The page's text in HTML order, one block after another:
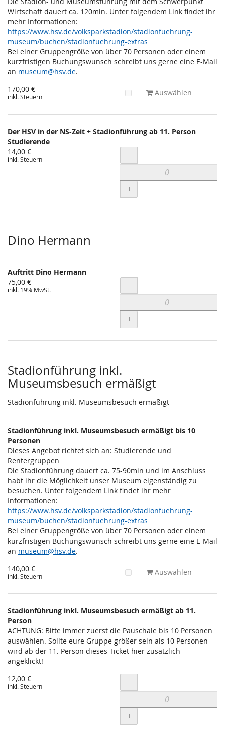
Wirtschaft dauert ca. 120min. Unter folgendem Link findet ihr
mehr Informationen:
https://www.hsv.de/volksparkstadion/stadionfuehrung-
museum/buchen/stadionfuehrung-extras
Bei einer Gruppengröße von über 70 Personen oder einem
kurzfristigen Buchungswunsch schreibt uns gerne eine E-Mail
an museum@hsv.de.
170,00 €
inkl. Steuern Auswählen
Der HSV in der NS-Zeit + Stadionführung ab 11. Person
Studierende
14,00 €
inkl. Steuern Menge
-
+
Dino Hermann
Auftritt Dino Hermann
75,00 €
inkl. 19% MwSt. Menge
-
+
Stadionführung inkl.
Museumsbesuch ermäßigt
Stadionführung inkl. Museumsbesuch ermäßigt
Stadionführung inkl. Museumsbesuch ermäßigt bis 10
Personen
Dieses Angebot richtet sich an: Studierende und
Rentergruppen
Die Stadionführung dauert ca. 75-90min und im Anschluss
habt ihr die Möglichkeit unser Museum eigenständig zu
besuchen. Unter folgendem Link findet ihr mehr
Informationen:
https://www.hsv.de/volksparkstadion/stadionfuehrung-
museum/buchen/stadionfuehrung-extras
Bei einer Gruppengröße von über 70 Personen oder einem
kurzfristigen Buchungswunsch schreibt uns gerne eine E-Mail
an museum@hsv.de.
140,00 €
inkl. Steuern Auswählen
Stadionführung inkl. Museumsbesuch ermäßigt ab 11.
Person
ACHTUNG: Bitte immer zuerst die Pauschale bis 10 Personen
auswählen. Sollte eure Gruppe größer sein als 10 Personen
wird ab der 11. Person dieses Ticket hier zusätzlich
angeklickt!
12,00 €
inkl. Steuern Menge
-
+